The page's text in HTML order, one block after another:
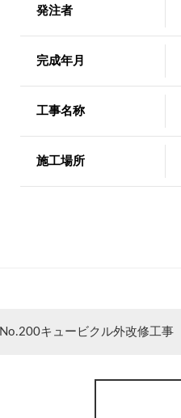
発注者
完成年月
工事名称
施工場所
No.200キュービクル外改修工事